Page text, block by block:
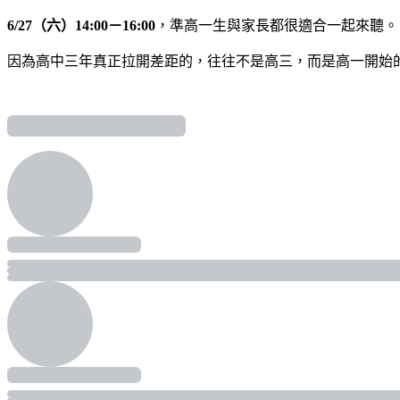
6/27（六）14:00－16:00 ，準高一生與家長都很適合一起來聽。
因為高中三年真正拉開差距的，往往不是高三，而是高一開始